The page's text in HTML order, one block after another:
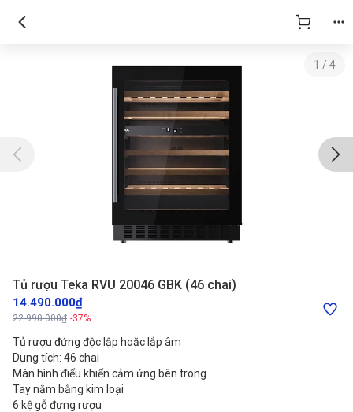
1 / 4
Tủ rượu Teka RVU 20046 GBK (46 chai)
14.490.000₫
22.990.000₫ -37%
Tủ rượu đứng độc lập hoặc lắp âm
Dung tích: 46 chai
Màn hình điểu khiển cảm ứng bên trong
Tay nắm bằng kim loại
6 kệ gỗ đựng rượu